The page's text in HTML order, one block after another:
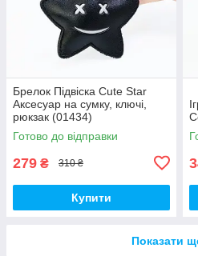
Брелок Підвіска Cute Star
Аксесуар на сумку, ключі,
рюкзак (01434)
Готово до відправки
279 ₴ 310 ₴
Купити
Показати